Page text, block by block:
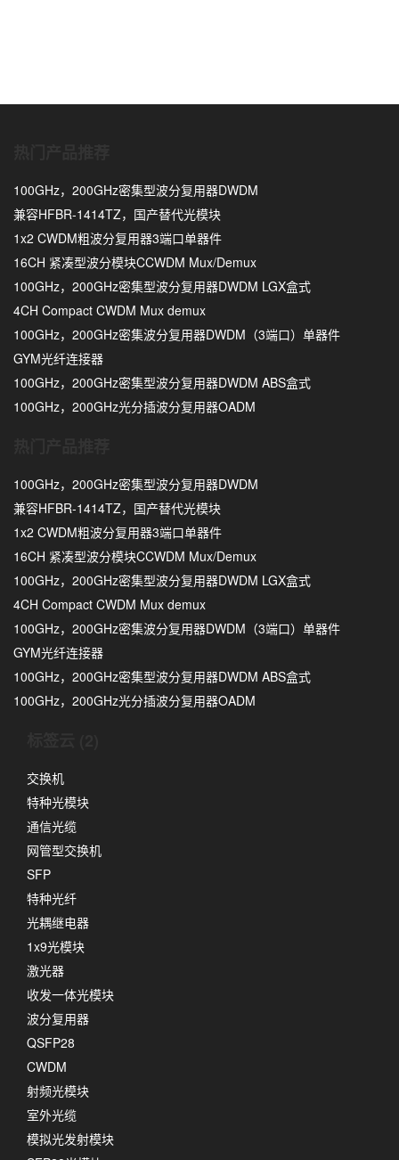
100GHz，200GHz密集型波分复用器DWDM
兼容HFBR-1414TZ，国产替代光模块
1x2 CWDM粗波分复用器3端口单器件
16CH 紧凑型波分模块CCWDM Mux/Demux
100GHz，200GHz密集型波分复用器DWDM LGX盒式
4CH Compact CWDM Mux demux
100GHz，200GHz密集波分复用器DWDM（3端口）单器件
GYM光纤连接器
100GHz，200GHz密集型波分复用器DWDM ABS盒式
100GHz，200GHz光分插波分复用器OADM
100GHz，200GHz密集型波分复用器DWDM
兼容HFBR-1414TZ，国产替代光模块
1x2 CWDM粗波分复用器3端口单器件
16CH 紧凑型波分模块CCWDM Mux/Demux
100GHz，200GHz密集型波分复用器DWDM LGX盒式
4CH Compact CWDM Mux demux
100GHz，200GHz密集波分复用器DWDM（3端口）单器件
GYM光纤连接器
100GHz，200GHz密集型波分复用器DWDM ABS盒式
100GHz，200GHz光分插波分复用器OADM
交换机
特种光模块
通信光缆
网管型交换机
SFP
特种光纤
光耦继电器
1x9光模块
激光器
收发一体光模块
波分复用器
QSFP28
CWDM
射频光模块
室外光缆
模拟光发射模块